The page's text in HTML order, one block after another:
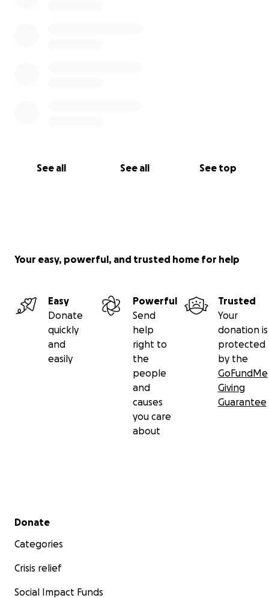
See all See all See top
Von Herzen - für Loco.❤️
Your easy, powerful, and trusted home for help
Easy
Donate
quickly
and
easily
Powerful
Send
help
right to
the
people
and
causes
you care
about
Trusted
Your
donation is
protected
by the
GoFundMe
Giving
Guarantee
Secondary menu
Donate
Categories
Crisis relief
Social Impact Funds